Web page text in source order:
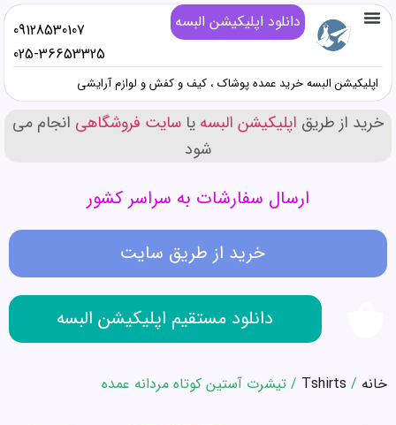
دانلود اپلیکیشن البسه
025-36653325
09128530107
اپلیکیشن البسه خرید عمده پوشاک ، کیف و کفش و لوازم آرایشی
خرید از طریق اپلیکیشن البسه یا سایت فروشگاهی انجام می
شود
ارسال سفارشات به سراسر کشور
خرید از طریق سایت
دانلود مستقیم اپلیکیشن البسه
خانه /
Tshirts / تیشرت آستین کوتاه مردانه عمده